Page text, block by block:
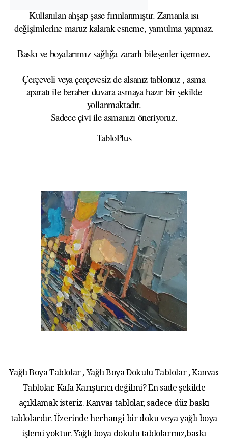
Kullanılan ahşap şase fırınlanmıştır. Zamanla ısı
değişimlerine maruz kalarak esneme, yamulma yapmaz.
Baskı ve boyalarımız sağlığa zararlı bileşenler içermez.
Çerçeveli veya çerçevesiz de alsanız tablonuz , asma
aparatı ile beraber duvara asmaya hazır bir şekilde
yollanmaktadır.
Sadece çivi ile asmanızı öneriyoruz.
TabloPlus
Yağlı Boya Tablolar , Yağlı Boya Dokulu Tablolar , Kanvas
Tablolar. Kafa Karıştırıcı değilmi? En sade şekilde
açıklamak isteriz. Kanvas tablolar, sadece düz baskı
tablolardır. Üzerinde herhangi bir doku veya yağlı boya
işlemi yoktur. Yağlı boya dokulu tablolarmız,baskı